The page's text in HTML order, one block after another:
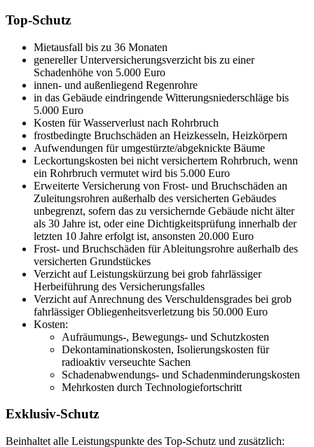
Top-Schutz
Mietausfall bis zu 36 Monaten
genereller Unterversicherungsverzicht bis zu einer
Schadenhöhe von 5.000 Euro
innen- und außenliegend Regenrohre
in das Gebäude eindringende Witterungsniederschläge bis
5.000 Euro
Kosten für Wasserverlust nach Rohrbruch
frostbedingte Bruchschäden an Heizkesseln, Heizkörpern
Aufwendungen für umgestürzte/abgeknickte Bäume
Leckortungskosten bei nicht versichertem Rohrbruch, wenn
ein Rohrbruch vermutet wird bis 5.000 Euro
Erweiterte Versicherung von Frost- und Bruchschäden an
Zuleitungsrohren außerhalb des versicherten Gebäudes
unbegrenzt, sofern das zu versichernde Gebäude nicht älter
als 30 Jahre ist, oder eine Dichtigkeitsprüfung innerhalb der
letzten 10 Jahre erfolgt ist, ansonsten 20.000 Euro
Frost- und Bruchschäden für Ableitungsrohre außerhalb des
versicherten Grundstückes
Verzicht auf Leistungskürzung bei grob fahrlässiger
Herbeiführung des Versicherungsfalles
Verzicht auf Anrechnung des Verschuldensgrades bei grob
fahrlässiger Obliegenheitsverletzung bis 50.000 Euro
Kosten:
Aufräumungs-, Bewegungs- und Schutzkosten
Dekontaminationskosten, Isolierungskosten für
radioaktiv verseuchte Sachen
Schadenabwendungs- und Schadenminderungskosten
Mehrkosten durch Technologiefortschritt
Exklusiv-Schutz
Beinhaltet alle Leistungspunkte des Top-Schutz und zusätzlich: